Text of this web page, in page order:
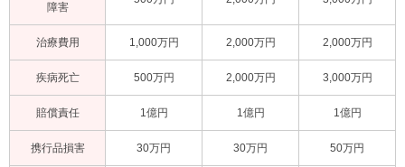
障害
治療費用 1,000万円 2,000万円 2,000万円
疾病死亡 500万円 2,000万円 3,000万円
賠償責任 1億円 1億円 1億円
携行品損害 30万円 30万円 50万円